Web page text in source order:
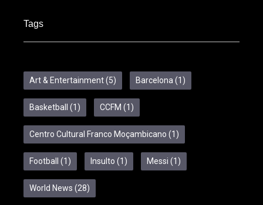
Tags
Art & Entertainment(5) Barcelona (1)
Basketball (1) CCFM (1)
Centro Cultural Franco Moçambicano (1)
Football (1) Insulto (1) Messi (1)
World News (28)